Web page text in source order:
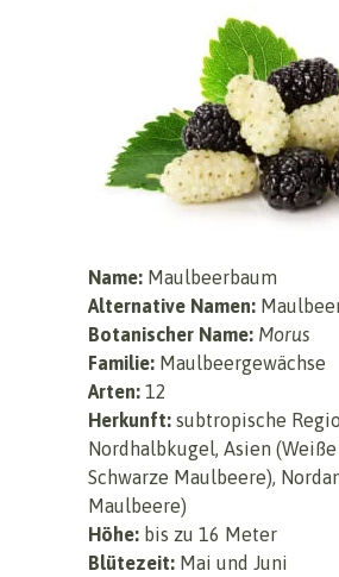
Name: Maulbeerbaum
Alternative Namen:
Botanischer Name: Morus
Familie: Maulbeergewächse
Arten: 12
Herkunft: subtropische
Nordhalbkugel, Asien (Weiße
Schwarze Maulbeere),
Maulbeere)
Höhe: bis zu 16 Meter
Blütezeit: Mai und Juni